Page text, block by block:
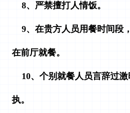
8、 严禁擅打人情饭。
9、 在贵方人员用餐时间段
在前厅就餐。
10、 个别就餐人员言辞过
执。